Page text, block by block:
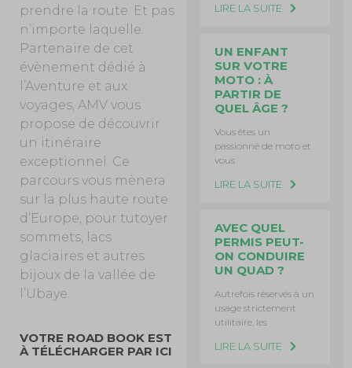
prendre la route. Et pas
n’importe laquelle.
Partenaire de cet
évènement dédié à
l’Aventure et aux
voyages, AMV vous
propose de découvrir
un itinéraire
exceptionnel. Ce
parcours vous mènera
sur la plus haute route
d’Europe, pour tutoyer
sommets, lacs
glaciaires et autres
bijoux de la vallée de
l’Ubaye.
VOTRE ROAD BOOK EST
À TÉLÉCHARGER PAR ICI
LIRE LA SUITE
UN ENFANT
SUR VOTRE
MOTO : À
PARTIR DE
QUEL ÂGE ?
Vous êtes un
passionné de moto et
vous
LIRE LA SUITE
AVEC QUEL
PERMIS PEUT-
ON CONDUIRE
UN QUAD ?
Autrefois réservés à un
usage strictement
utilitaire, les
LIRE LA SUITE